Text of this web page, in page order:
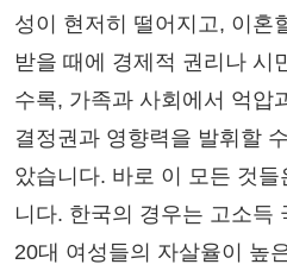
성이 현저히 떨어지고, 이혼
받을 때에 경제적 권리나 시
수록, 가족과 사회에서 억압
결정권과 영향력을 발휘할
았습니다. 바로 이 모든 것
니다. 한국의 경우는 고소득
20대 여성들의 자살율이 높